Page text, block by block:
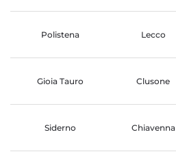
Polistena Lecco
Gioia Tauro Clusone
Siderno Chiavenna